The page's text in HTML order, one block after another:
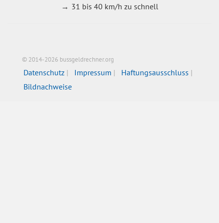
31 bis 40 km/h zu schnell
© 2014-2026 bussgeldrechner.org
Datenschutz Impressum
Haftungsausschluss
Bildnachweise